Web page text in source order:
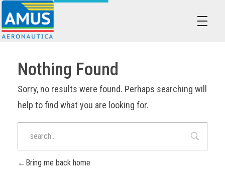
Nothing Found
Sorry, no results were found. Perhaps searching will
help to find what you are looking for.
Bring me back home